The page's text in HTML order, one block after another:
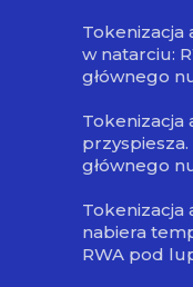
Tokenizacja
w natarciu:
głównego
Tokenizacja
głównego
Tokenizacja
nabiera
RWA pod